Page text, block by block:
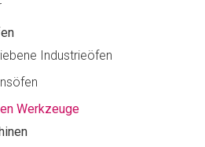
Industrieöfen
Werkzeuge